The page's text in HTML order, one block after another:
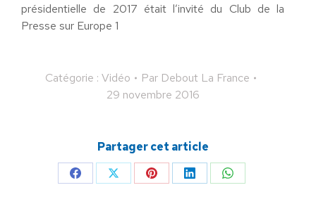
présidentielle de 2017 était l’invité du Club de la
Presse sur Europe 1
Catégorie : Vidéo Par Debout La France
29 novembre 2016
Partager cet article
PartagerPartagerPartagerPartagerPartager